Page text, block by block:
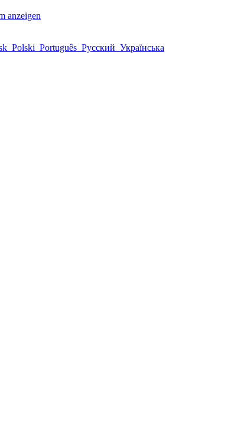
anzeigen
Polski Português Русский Українська